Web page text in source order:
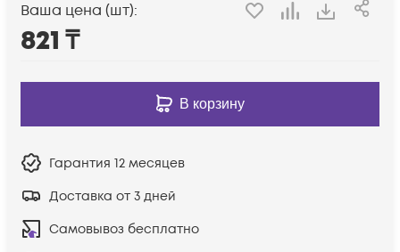
Ваша цена (шт):
821 ₸
В корзину
Гарантия 12 месяцев
Доставка от 3 дней
Самовывоз бесплатно